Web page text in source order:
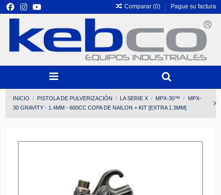
Comparar (0) Pague su factura
INICIO PISTOLA DE PULVERIZACIÓN LA SERIE X MPX-30™
MPX-
30 GRAVITY - 1.4MM - 600CC COPA DE NAILON + KIT [EXTRA 1.3MM]